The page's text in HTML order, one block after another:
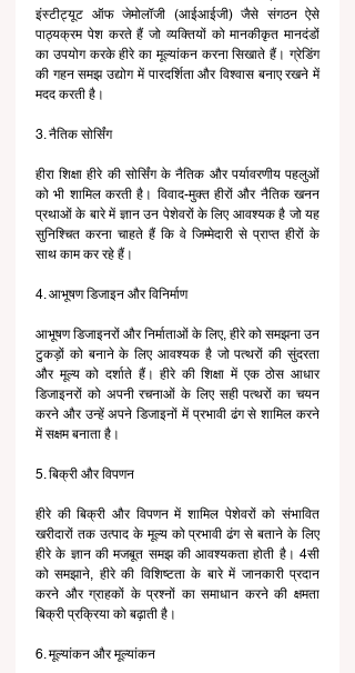
इंस्टीट्यूट ऑफ जेमोलॉजी (आईआईजी) जैसे संगठन ऐसे
पाठ्यक्रम पेश करते हैं जो व्यक्तियों को मानकीकृत मानदंडों
का उपयोग करके हीरे का मूल्यांकन करना सिखाते हैं। ग्रेडिंग
की गहन समझ उद्योग में पारदर्शिता और विश्वास बनाए रखने में
मदद करती है।
3. नैतिक सोर्सिंग
हीरा शिक्षा हीरे की सोर्सिंग के नैतिक और पर्यावरणीय पहलुओं
को भी शामिल करती है। विवाद-मुक्त हीरों और नैतिक खनन
प्रथाओं के बारे में ज्ञान उन पेशेवरों के लिए आवश्यक है जो यह
सुनिश्चित करना चाहते हैं कि वे जिम्मेदारी से प्राप्त हीरों के
साथ काम कर रहे हैं।
4. आभूषण डिजाइन और विनिर्माण
आभूषण डिजाइनरों और निर्माताओं के लिए, हीरे को समझना उन
टुकड़ों को बनाने के लिए आवश्यक है जो पत्थरों की सुंदरता
और मूल्य को दर्शाते हैं। हीरे की शिक्षा में एक ठोस आधार
डिजाइनरों को अपनी रचनाओं के लिए सही पत्थरों का चयन
करने और उन्हें अपने डिजाइनों में प्रभावी ढंग से शामिल करने
में सक्षम बनाता है।
5. बिक्री और विपणन
हीरे की बिक्री और विपणन में शामिल पेशेवरों को संभावित
खरीदारों तक उत्पाद के मूल्य को प्रभावी ढंग से बताने के लिए
हीरे के ज्ञान की मजबूत समझ की आवश्यकता होती है। 4सी
को समझाने, हीरे की विशिष्टता के बारे में जानकारी प्रदान
करने और ग्राहकों के प्रश्नों का समाधान करने की क्षमता
बिक्री प्रक्रिया को बढ़ाती है।
6. मूल्यांकन और मूल्यांकन